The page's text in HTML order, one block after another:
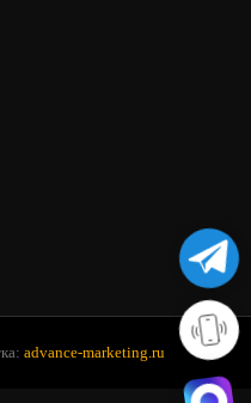
advance-marketing.ru